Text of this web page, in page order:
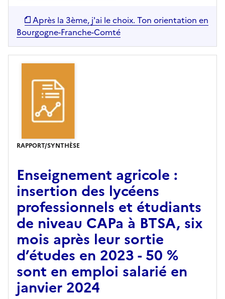
Après la 3ème, j'ai le choix. Ton orientation en
Bourgogne-Franche-Comté
RAPPORT/SYNTHÈSE
Enseignement agricole :
insertion des lycéens
professionnels et étudiants
de niveau CAPa à BTSA, six
mois après leur sortie
d’études en 2023 - 50 %
sont en emploi salarié en
janvier 2024